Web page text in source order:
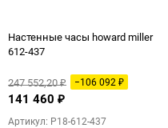
Настенные часы howard miller
612-437
247 552,20₽ −106 092 ₽
141 460 ₽
Артикул: P18-612-437